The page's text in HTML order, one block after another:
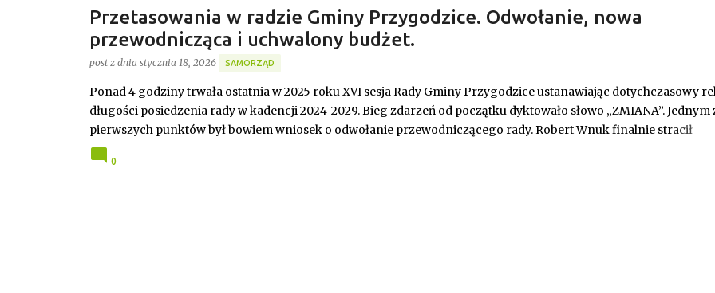
Przetasowania w radzie Gminy Przygodzice. Odwołanie, nowa
przewodnicząca i uchwalony budżet.
post z dnia stycznia 18, 2026 SAMORZĄD
Ponad 4 godziny trwała ostatnia w 2025 roku XVI sesja Rady Gminy Przygodzice ustanawiając dotychczasowy
długości posiedzenia rady w kadencji 2024-2029. Bieg zdarzeń od początku dyktowało słowo „ZMIANA”. Jednym
pierwszych punktów był bowiem wniosek o odwołanie przewodniczącego rady. Robert Wnuk finalnie stracił
stanowisko, a nową przewodniczącą została Joanna Jabłecka - dotychczasowa wiceprzewodnicząca.
0